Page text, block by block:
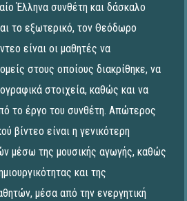
Έλληνα συνθέτη και δάσκαλο
το εξωτερικό, τον Θεόδωρο
είναι οι μαθητές να
στους οποίους διακρίθηκε, να
στοιχεία, καθώς και να
το έργο του συνθέτη. Απώτερος
βίντεο είναι η γενικότερη
μέσω της μουσικής αγωγής, καθώς
και της
μέσα από την ενεργητική